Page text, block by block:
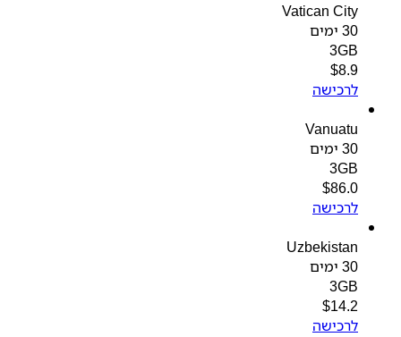
Vatican City
3GB
$
לרכישה
Vanuatu
3GB
$86.0
לרכישה
Uzbekistan
3GB
$14.2
לרכישה